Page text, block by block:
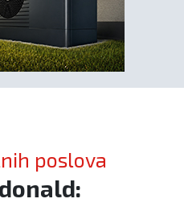
poslova